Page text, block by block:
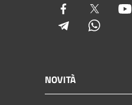
Facebook Twitter
Telegram
NOVITÀ